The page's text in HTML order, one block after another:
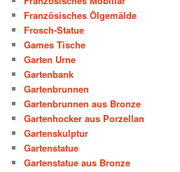
Französisches Ölgemälde
Frosch-Statue
Games Tische
Garten Urne
Gartenbank
Gartenbrunnen
Gartenbrunnen aus Bronze
Gartenhocker aus Porzellan
Gartenskulptur
Gartenstatue
Gartenstatue aus Bronze